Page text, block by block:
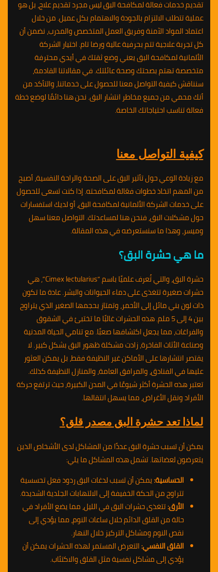
تقديم خدمات فعالة لمكافحة البق ليس مجرد تقديم علاج، بل هو
عملية تتطلب الالتزام بالجودة والاهتمام بكل عميل. من خلال
اعتماد المواد الآمنة وفريق العمل المتخصص والمدرب، نضمن أن
كل تجربة علاجية تتم بحرفية عالية ورضا تام. اختيار الشركة
الألمانية لمكافحة البق يعني وضع ثقتك في أيدي محترفة
متخصصة تهتم بصحتك وصحة عائلتك. في مقالاتنا القادمة،
سنناقش كيفية التواصل معنا للحصول على خدماتنا، والتأكد من
أنك محمي من جميع مخاطر انتشار البق. نحن هنا دائمًا لوضع خطة
فعالة تناسب احتياجاتك الخاصة.
كيفية التواصل معنا
مع زيادة الوعي حول تأثير البق على الصحة والراحة النفسية، أصبح
من المهم اتخاذ خطوات فعّالة لمكافحته. إذا كنت تسعى للحصول
على خدمات الشركة الألمانية لمكافحة البق، أو لديك استفسارات
حول مشكلات البق، فنحن هنا لمساعدتك. التواصل معنا سهل
وميسر، وهذا ما سنستعرضه في هذه المقالة.
ما هي حشرة البق؟
حشرة البق، والتي تُعرف علميًا باسم “Cimex lectularius”، هي
حشرات صغيرة تتغذى على دماء الحيوانات والبشر. عادة ما تكون
ذات لون بني مائل إلى الأحمر، وتمتاز بحجمها الصغير الذي يتراوح
بين 4 إلى 5 ملم. هذه الحشرات غالبًا ما تختبئ في الشقوق
والفراغات، مما يجعل اكتشافها صعبًا. مع تنامي الحياة المدنية
وصناعة الأثاث الفاخرة، زادت مشكلة ظهور البق بشكل كبير. لا
يقتصر انتشارها على الأماكن غير النظيفة فقط، بل يمكن العثور
عليها في الفنادق، والمرافق العامة، والمنازل النظيفة كذلك.
تعتبر هذه الحشرة أكثر شيوعًا في المدن الكبيرة، حيث ترتفع حركة
الأفراد ونقل الأغراض، مما يسهل انتقالها.
لماذا تعد حشرة البق مصدر قلق؟
يمكن أن تسبب حشرة البق عددًا من المشاكل لدى الأشخاص الذين
يتعرضون لعضاتها. تشمل هذه المشاكل ما يلي:
الحساسية:يمكن أن تسبب لدغات البق ردود فعل تحسسية
تتراوح من الحكة الخفيفة إلى الالتهابات الجلدية الشديدة.
الأرق:تتغذى حشرات البق في الليل، مما يضع الأفراد في
حالة من القلق الدائم خلال ساعات النوم، مما يؤدي إلى
نقص النوم ومشاكل التركيز خلال النهار.
القلق النفسي:التعرض المستمر لهذه الحشرات يمكن أن
يؤدي إلى مشاكل نفسية مثل القلق والاكتئاب.